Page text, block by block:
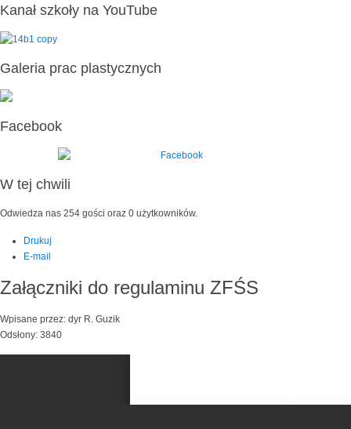
Kanał szkoły na YouTube
Galeria prac plastycznych
Facebook
W tej chwili
Odwiedza nas 254 gości oraz 0 użytkowników.
Drukuj
E-mail
Załączniki do regulaminu ZFŚS
Wpisane przez: dyr R. Guzik
Odsłony: 3840